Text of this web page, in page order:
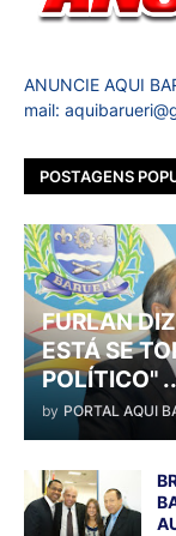
ANUNCIE AQUI
mail:
POSTAGENS
FURLAN
ESTÁ SE
POLÍTICO"
by PORTAL AQUI